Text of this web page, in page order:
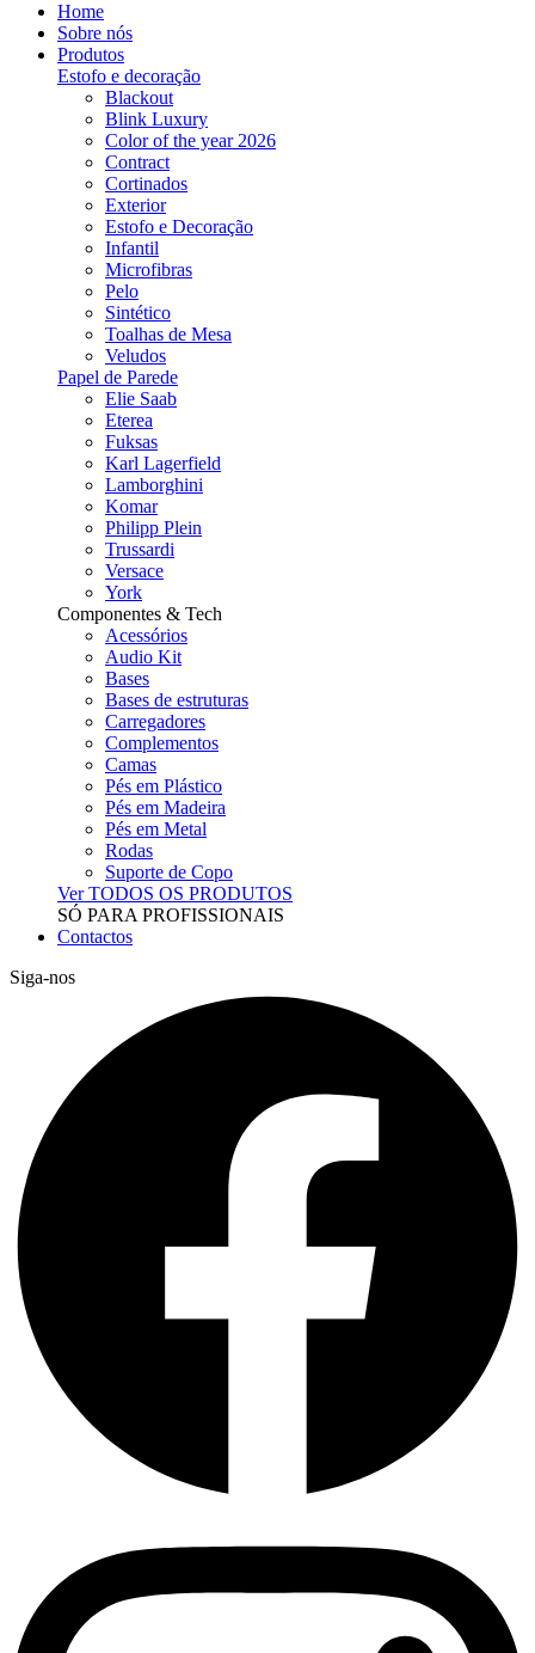
Home
Sobre nós
Produtos
Estofo e decoração
Blackout
Blink Luxury
Color of the year 2026
Contract
Cortinados
Exterior
Estofo e Decoração
Infantil
Microfibras
Pelo
Sintético
Toalhas de Mesa
Veludos
Papel de Parede
Elie Saab
Eterea
Fuksas
Karl Lagerfield
Lamborghini
Komar
Philipp Plein
Trussardi
Versace
York
Componentes & Tech
Acessórios
Audio Kit
Bases
Bases de estruturas
Carregadores
Complementos
Camas
Pés em Plástico
Pés em Madeira
Pés em Metal
Rodas
Suporte de Copo
Ver TODOS OS PRODUTOS
SÓ PARA PROFISSIONAIS
Contactos
Siga-nos